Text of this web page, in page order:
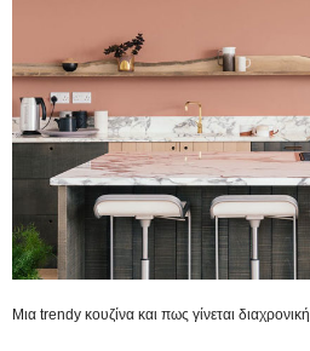
Μια trendy κουζίνα και πως γίνεται διαχρονική